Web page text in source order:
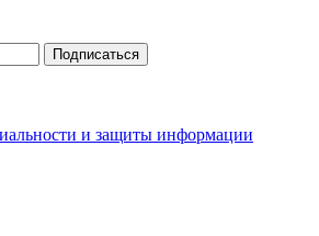
и защиты информации